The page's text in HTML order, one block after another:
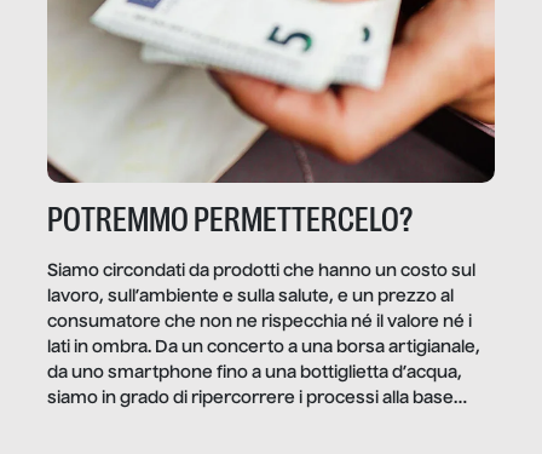
POTREMMO PERMETTERCELO?
Siamo circondati da prodotti che hanno un costo sul
lavoro, sull’ambiente e sulla salute, e un prezzo al
consumatore che non ne rispecchia né il valore né i
lati in ombra. Da un concerto a una borsa artigianale,
da uno smartphone fino a una bottiglietta d’acqua,
siamo in grado di ripercorrere i processi alla base